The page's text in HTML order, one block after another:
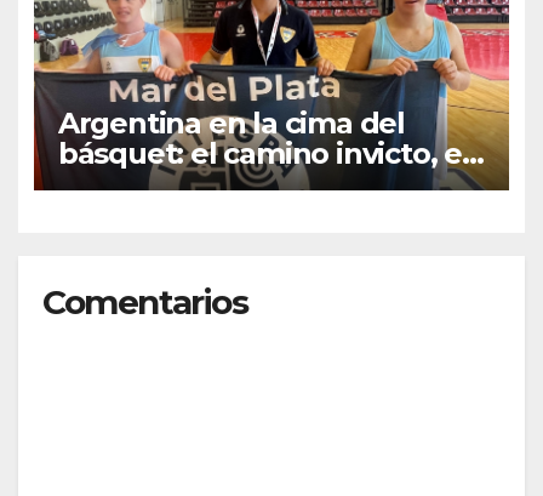
Argentina en la cima del
básquet: el camino invicto, el
esfuerzo familiar y la jugada
Comentarios